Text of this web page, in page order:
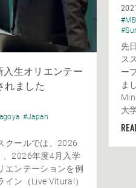
生オリエンテー
れました
#Japan
クールでは、2026
、2026年度4月入学
エンテーションを例
イン（Live Vitural）
先
ス
ー
ま
大